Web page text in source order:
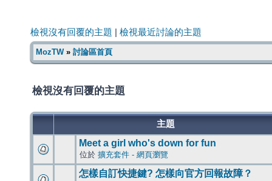
檢視沒有回覆的主題 檢視最近討論的主題
MozTW» 討論區首頁
檢視沒有回覆的主題
主題
Meet a girl who's down for fun
位於 擴充套件 - 網頁瀏覽
怎樣自訂快捷鍵? 怎樣向官方回報故障？